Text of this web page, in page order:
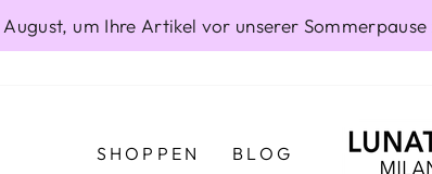
August, um Ihre Artikel vor unserer
SHOPPEN BLOG